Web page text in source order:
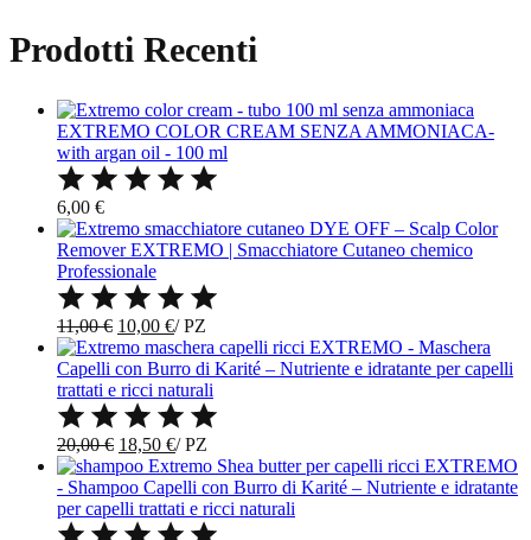
Prodotti Recenti
EXTREMO COLOR CREAM SENZA AMMONIACA-
with argan oil - 100 ml
6,00 €
DYE OFF – Scalp Color
Remover EXTREMO | Smacchiatore Cutaneo chemico
Professionale
11,00€ Il
prezzo
originale
era:
11,00 €.
10,00 €Il
prezzo
attuale
è:
10,00 €.
/PZ
EXTREMO - Maschera
Capelli con Burro di Karité – Nutriente e idratante per capelli
trattati e ricci naturali
20,00€ Il
prezzo
originale
era:
20,00 €.
18,50 €Il
prezzo
attuale
è:
18,50 €.
/PZ
EXTREMO
- Shampoo Capelli con Burro di Karité – Nutriente e idratante
per capelli trattati e ricci naturali